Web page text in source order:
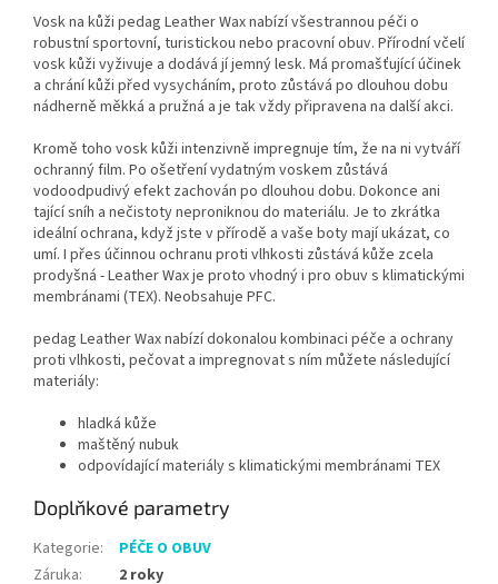
Vosk na kůži pedag Leather Wax nabízí všestrannou péči o
robustní sportovní, turistickou nebo pracovní obuv. Přírodní včelí
vosk kůži vyživuje a dodává jí jemný lesk. Má promašťující účinek
a chrání kůži před vysycháním, proto zůstává po dlouhou dobu
nádherně měkká a pružná a je tak vždy připravena na další akci.
Kromě toho vosk kůži intenzivně impregnuje tím, že na ni vytváří
ochranný film. Po ošetření vydatným voskem zůstává
vodoodpudivý efekt zachován po dlouhou dobu. Dokonce ani
tající sníh a nečistoty neproniknou do materiálu. Je to zkrátka
ideální ochrana, když jste v přírodě a vaše boty mají ukázat, co
umí. I přes účinnou ochranu proti vlhkosti zůstává kůže zcela
prodyšná - Leather Wax je proto vhodný i pro obuv s klimatickými
membránami (TEX). Neobsahuje PFC.
pedag Leather Wax nabízí dokonalou kombinaci péče a ochrany
proti vlhkosti, pečovat a impregnovat s ním můžete následující
materiály:
hladká kůže
maštěný nubuk
odpovídající materiály s klimatickými membránami TEX
Doplňkové parametry
Kategorie:
PÉČE O OBUV
Záruka:
2 roky